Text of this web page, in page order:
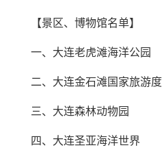
【景区、博物馆名单】
一、大连老虎滩海洋公园
二、大连金石滩国家旅游
三、大连森林动物园
四、大连圣亚海洋世界